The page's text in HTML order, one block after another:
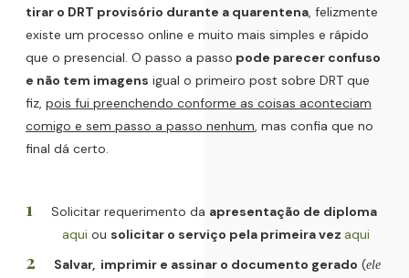
tirar o DRT provisório durante a quarentena , felizmente
existe um processo online e muito mais simples e rápido
que o presencial. O passo a passo pode parecer confuso
e não tem imagens igual o primeiro post sobre DRT que
fiz, pois fui preenchendo conforme as coisas aconteciam
comigo e sem passo a passo nenhum , mas confia que no
final dá certo.
Solicitar requerimento da apresentação de diploma
aqui ou solicitar o serviço pela primeira vez aqui
Salvar, imprimir e assinar o documento gerado (ele